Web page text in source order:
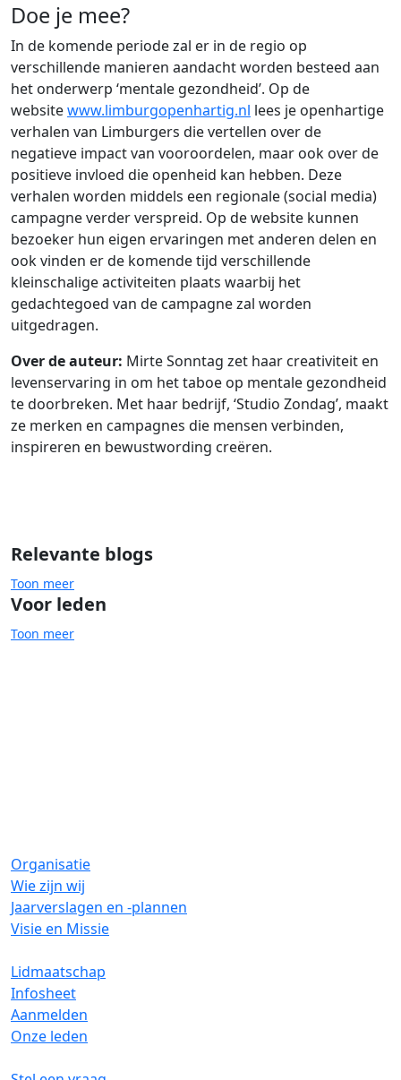
Doe je mee?
In de komende periode zal er in de regio op
verschillende manieren aandacht worden besteed aan
het onderwerp ‘mentale gezondheid’. Op de
websitewww.limburgopenhartig.nl lees je openhartige
verhalen van Limburgers die vertellen over de
negatieve impact van vooroordelen, maar ook over de
positieve invloed die openheid kan hebben. Deze
verhalen worden middels een regionale (social media)
campagne verder verspreid. Op de website kunnen
bezoeker hun eigen ervaringen met anderen delen en
ook vinden er de komende tijd verschillende
kleinschalige activiteiten plaats waarbij het
gedachtegoed van de campagne zal worden
uitgedragen.
Over de auteur: Mirte Sonntag zet haar creativiteit en
levenservaring in om het taboe op mentale gezondheid
te doorbreken. Met haar bedrijf, ‘Studio Zondag’, maakt
ze merken en campagnes die mensen verbinden,
inspireren en bewustwording creëren.
Relevante blogs
Toon meer
Voor leden
Toon meer
Organisatie
Wie zijn wij
Jaarverslagen en -plannen
Visie en Missie
Lidmaatschap
Infosheet
Aanmelden
Onze leden